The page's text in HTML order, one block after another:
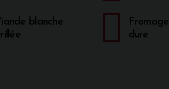
blanche
dure